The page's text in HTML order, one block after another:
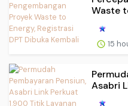
Waste
15
Asabri